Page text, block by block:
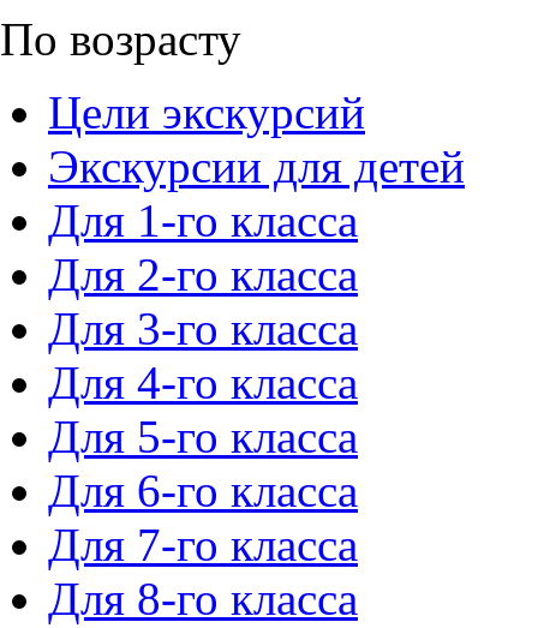
По возрасту
Цели экскурсий
Экскурсии для детей
Для 1-го класса
Для 2-го класса
Для 3-го класса
Для 4-го класса
Для 5-го класса
Для 6-го класса
Для 7-го класса
Для 8-го класса